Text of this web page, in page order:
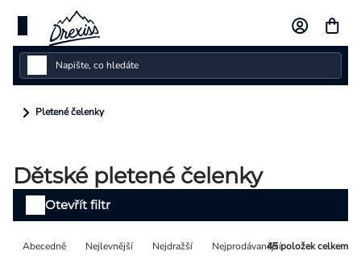
obsah
Dámské
Pánské
Kolekce
Dárkové poukazy
Pletené čelenky
Dětské pletené čelenky
Řazení
Abecedně Nejlevnější Nejdražší Nejprodávanější
45položek celkem
Otevřít filtr
Výpis
produktů